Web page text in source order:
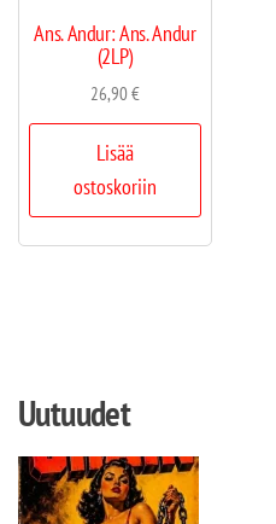
Ans. Andur: Ans. Andur
(2LP)
26,90€
Lisää
ostoskoriin
Uutuudet